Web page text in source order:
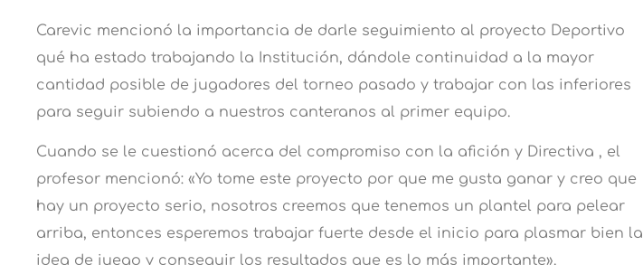
Carevic mencionó la importancia de darle seguimiento al proyecto Deportivo
qué ha estado trabajando la Institución, dándole continuidad a la mayor
cantidad posible de jugadores del torneo pasado y trabajar con las inferiores
para seguir subiendo a nuestros canteranos al primer equipo.
Cuando se le cuestionó acerca del compromiso con la afición y Directiva , el
profesor mencionó: «Yo tome este proyecto por que me gusta ganar y creo que
hay un proyecto serio, nosotros creemos que tenemos un plantel para pelear
arriba, entonces esperemos trabajar fuerte desde el inicio para plasmar bien la
idea de juego y conseguir los resultados que es lo más importante».